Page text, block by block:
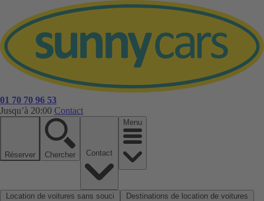
01 70 70 96 53
Jusqu’à 20:00 Contact
Réserver Chercher
Menu